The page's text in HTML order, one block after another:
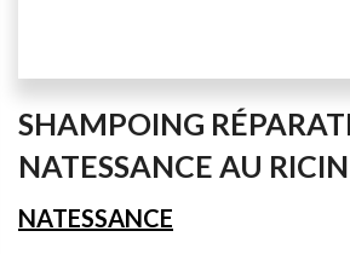
to
beginning
of
the
SHAMPOING
NATESSANCE AU
NATESSANCE